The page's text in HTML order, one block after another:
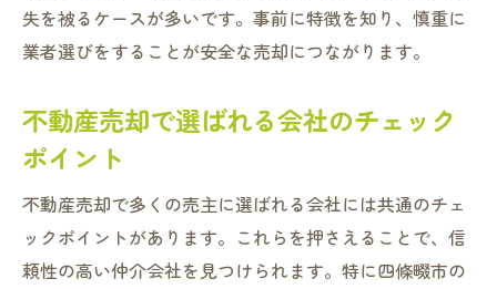
失を被るケースが多いです。事前に特徴を知り、慎重に
業者選びをすることが安全な売却につながります。
不動産売却で選ばれる会社のチェック
ポイント
不動産売却で多くの売主に選ばれる会社には共通のチェ
ックポイントがあります。これらを押さえることで、信
頼性の高い仲介会社を見つけられます。特に四條畷市の